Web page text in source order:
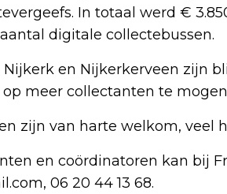
In totaal werd €
digitale collectebussen.
en Nijkerkerveen zijn
meer collectanten te
zijn van harte welkom, veel
en coördinatoren kan bij
, 06 20 44 13 68.